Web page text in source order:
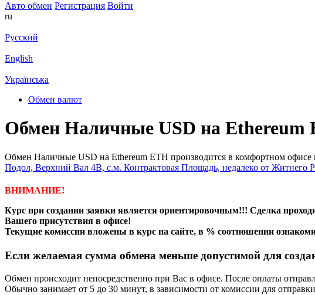
Авто обмен Регистрация Войти
ru
Русский
English
Українська
Обмен валют
Обмен Наличные USD на Ethereum
Обмен Наличные USD на Ethereum ETH производится в комфортном офисе
Подол, Верхний Вал 4В, с.м. Контрактовая Площадь, недалеко от Житнего
ВНИМАНИЕ!
Курс при создании заявки является ориентировочным!!! Сделка
Вашего присутствия в офисе!
Текущие комиссии вложены в курс на сайте, в % соотношении
Если желаемая сумма обмена меньше допустимой для
Обмен происходит непосредственно при Вас в офисе. После оплаты
Обычно занимает от 5 до 30 минут, в зависимости от комиссии для